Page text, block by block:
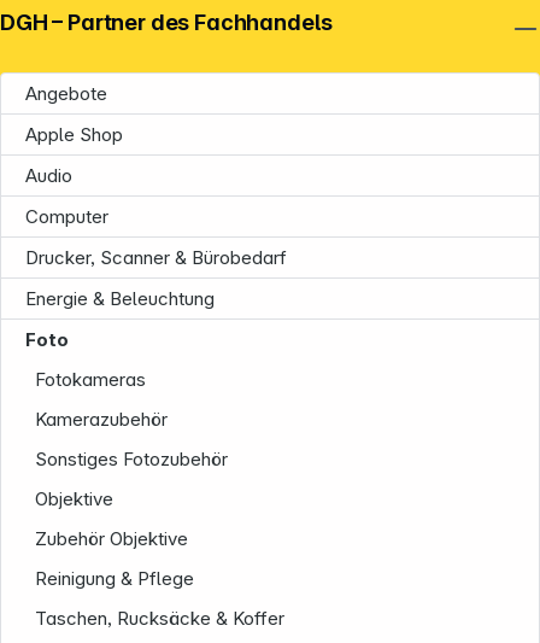
Angebote
Apple Shop
Audio
Computer
Drucker, Scanner & Bürobedarf
Energie & Beleuchtung
Foto
Fotokameras
Kamerazubehör
Sonstiges Fotozubehör
Objektive
Zubehör Objektive
Reinigung & Pflege
Taschen, Rucksäcke & Koffer
DGH – Partner des Fachhandels